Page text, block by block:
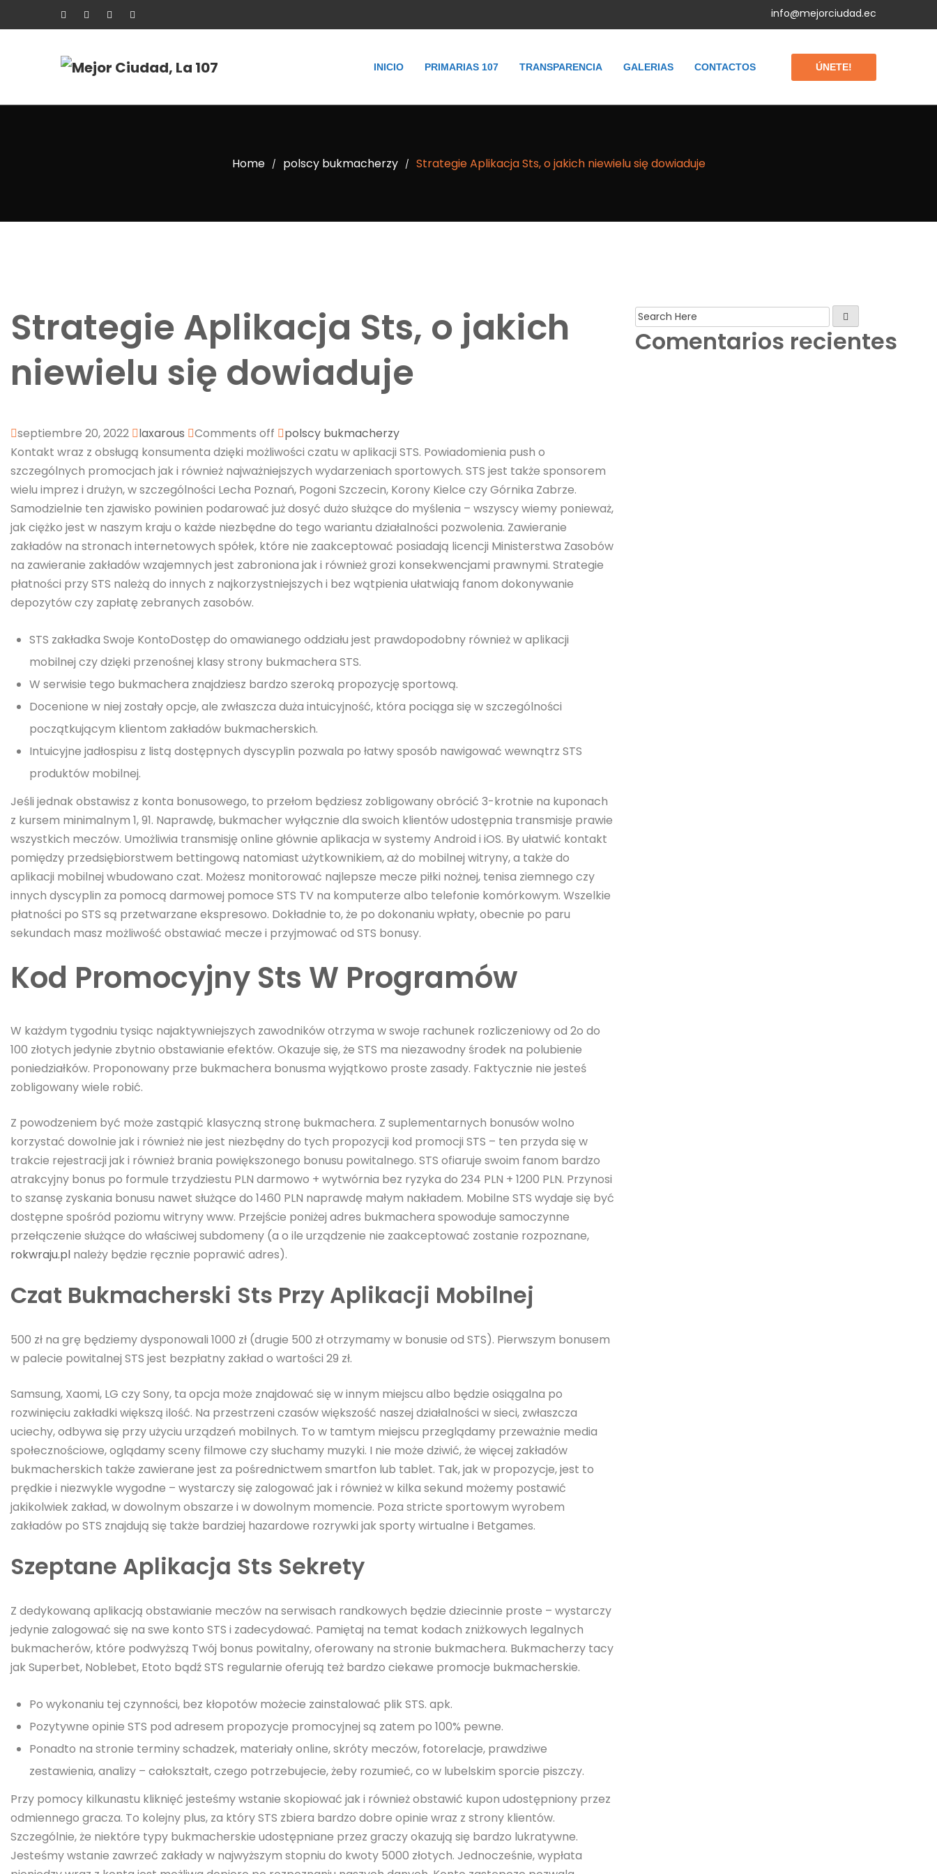
info@mejorciudad.ec
INICIO PRIMARIAS 107 TRANSPARENCIA GALERIAS CONTACTOS ÚNETE!
Home / polscy bukmacherzy / Strategie Aplikacja Sts, o jakich niewielu się dowiaduje
Strategie Aplikacja Sts, o jakich
niewielu się dowiaduje
septiembre 20, 2022 laxarous Comments off
polscy bukmacherzy
Kontakt wraz z obsługą konsumenta dzięki możliwości czatu w aplikacji STS. Powiadomienia push o
szczególnych promocjach jak i również najważniejszych wydarzeniach sportowych. STS jest także sponsorem
wielu imprez i drużyn, w szczególności Lecha Poznań, Pogoni Szczecin, Korony Kielce czy Górnika Zabrze.
Samodzielnie ten zjawisko powinien podarować już dosyć dużo służące do myślenia – wszyscy wiemy ponieważ,
jak ciężko jest w naszym kraju o każde niezbędne do tego wariantu działalności pozwolenia. Zawieranie
zakładów na stronach internetowych spółek, które nie zaakceptować posiadają licencji Ministerstwa Zasobów
na zawieranie zakładów wzajemnych jest zabroniona jak i również grozi konsekwencjami prawnymi. Strategie
płatności przy STS należą do innych z najkorzystniejszych i bez wątpienia ułatwiają fanom dokonywanie
depozytów czy zapłatę zebranych zasobów.
STS zakładka Swoje KontoDostęp do omawianego oddziału jest prawdopodobny również w aplikacji
mobilnej czy dzięki przenośnej klasy strony bukmachera STS.
W serwisie tego bukmachera znajdziesz bardzo szeroką propozycję sportową.
Docenione w niej zostały opcje, ale zwłaszcza duża intuicyjność, która pociąga się w szczególności
początkującym klientom zakładów bukmacherskich.
Intuicyjne jadłospisu z listą dostępnych dyscyplin pozwala po łatwy sposób nawigować wewnątrz STS
produktów mobilnej.
Jeśli jednak obstawisz z konta bonusowego, to przełom będziesz zobligowany obrócić 3-krotnie na kuponach
z kursem minimalnym 1, 91. Naprawdę, bukmacher wyłącznie dla swoich klientów udostępnia transmisje prawie
wszystkich meczów. Umożliwia transmisję online głównie aplikacja w systemy Android i iOS. By ułatwić kontakt
pomiędzy przedsiębiorstwem bettingową natomiast użytkownikiem, aż do mobilnej witryny, a także do
aplikacji mobilnej wbudowano czat. Możesz monitorować najlepsze mecze piłki nożnej, tenisa ziemnego czy
innych dyscyplin za pomocą darmowej pomoce STS TV na komputerze albo telefonie komórkowym. Wszelkie
płatności po STS są przetwarzane ekspresowo. Dokładnie to, że po dokonaniu wpłaty, obecnie po paru
sekundach masz możliwość obstawiać mecze i przyjmować od STS bonusy.
Kod Promocyjny Sts W Programów
W każdym tygodniu tysiąc najaktywniejszych zawodników otrzyma w swoje rachunek rozliczeniowy od 2o do
100 złotych jedynie zbytnio obstawianie efektów. Okazuje się, że STS ma niezawodny środek na polubienie
poniedziałków. Proponowany prze bukmachera bonusma wyjątkowo proste zasady. Faktycznie nie jesteś
zobligowany wiele robić.
Z powodzeniem być może zastąpić klasyczną stronę bukmachera. Z suplementarnych bonusów wolno
korzystać dowolnie jak i również nie jest niezbędny do tych propozycji kod promocji STS – ten przyda się w
trakcie rejestracji jak i również brania powiększonego bonusu powitalnego. STS ofiaruje swoim fanom bardzo
atrakcyjny bonus po formule trzydziestu PLN darmowo + wytwórnia bez ryzyka do 234 PLN + 1200 PLN. Przynosi
to szansę zyskania bonusu nawet służące do 1460 PLN naprawdę małym nakładem. Mobilne STS wydaje się być
dostępne spośród poziomu witryny www. Przejście poniżej adres bukmachera spowoduje samoczynne
przełączenie służące do właściwej subdomeny (a o ile urządzenie nie zaakceptować zostanie rozpoznane,
rokwraju.pl należy będzie ręcznie poprawić adres).
Czat Bukmacherski Sts Przy Aplikacji Mobilnej
500 zł na grę będziemy dysponowali 1000 zł (drugie 500 zł otrzymamy w bonusie od STS). Pierwszym bonusem
w palecie powitalnej STS jest bezpłatny zakład o wartości 29 zł.
Samsung, Xaomi, LG czy Sony, ta opcja może znajdować się w innym miejscu albo będzie osiągalna po
rozwinięciu zakładki większą ilość. Na przestrzeni czasów większość naszej działalności w sieci, zwłaszcza
uciechy, odbywa się przy użyciu urządzeń mobilnych. To w tamtym miejscu przeglądamy przeważnie media
społecznościowe, oglądamy sceny filmowe czy słuchamy muzyki. I nie może dziwić, że więcej zakładów
bukmacherskich także zawierane jest za pośrednictwem smartfon lub tablet. Tak, jak w propozycje, jest to
prędkie i niezwykle wygodne – wystarczy się zalogować jak i również w kilka sekund możemy postawić
jakikolwiek zakład, w dowolnym obszarze i w dowolnym momencie. Poza stricte sportowym wyrobem
zakładów po STS znajdują się także bardziej hazardowe rozrywki jak sporty wirtualne i Betgames.
Szeptane Aplikacja Sts Sekrety
Z dedykowaną aplikacją obstawianie meczów na serwisach randkowych będzie dziecinnie proste – wystarczy
jedynie zalogować się na swe konto STS i zadecydować. Pamiętaj na temat kodach zniżkowych legalnych
bukmacherów, które podwyższą Twój bonus powitalny, oferowany na stronie bukmachera. Bukmacherzy tacy
jak Superbet, Noblebet, Etoto bądź STS regularnie oferują też bardzo ciekawe promocje bukmacherskie.
Po wykonaniu tej czynności, bez kłopotów możecie zainstalować plik STS. apk.
Pozytywne opinie STS pod adresem propozycje promocyjnej są zatem po 100% pewne.
Ponadto na stronie terminy schadzek, materiały online, skróty meczów, fotorelacje, prawdziwe
zestawienia, analizy – całokształt, czego potrzebujecie, żeby rozumieć, co w lubelskim sporcie piszczy.
Przy pomocy kilkunastu kliknięć jesteśmy wstanie skopiować jak i również obstawić kupon udostępniony przez
odmiennego gracza. To kolejny plus, za który STS zbiera bardzo dobre opinie wraz z strony klientów.
Szczególnie, że niektóre typy bukmacherskie udostępniane przez graczy okazują się bardzo lukratywne.
Jesteśmy wstanie zawrzeć zakłady w najwyższym stopniu do kwoty 5000 złotych. Jednocześnie, wypłata
Comentarios recientes